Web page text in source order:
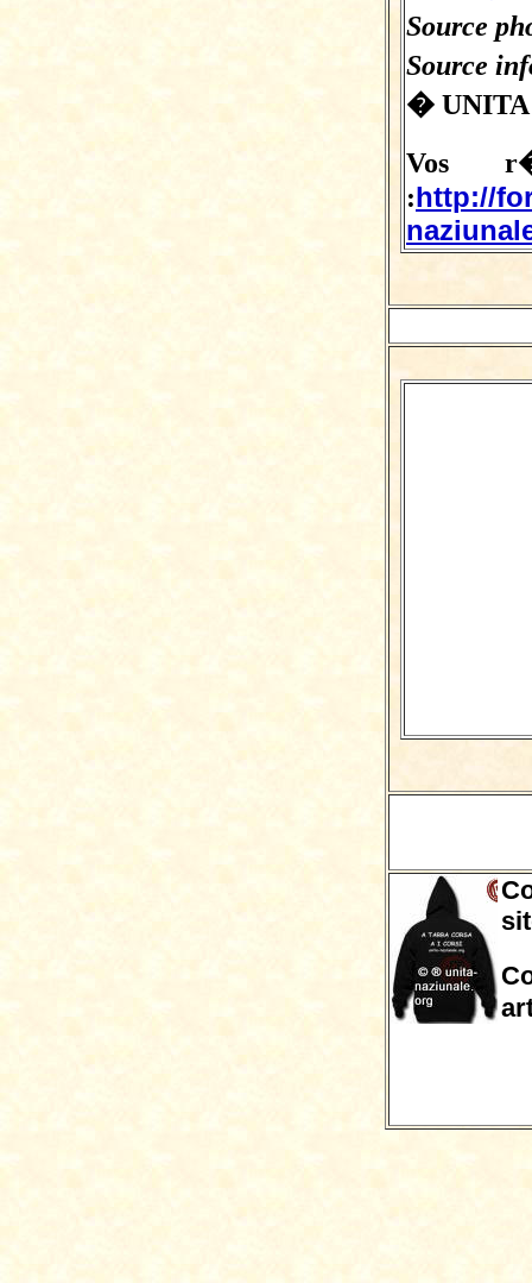
Source
Source
�
Vos
:http://